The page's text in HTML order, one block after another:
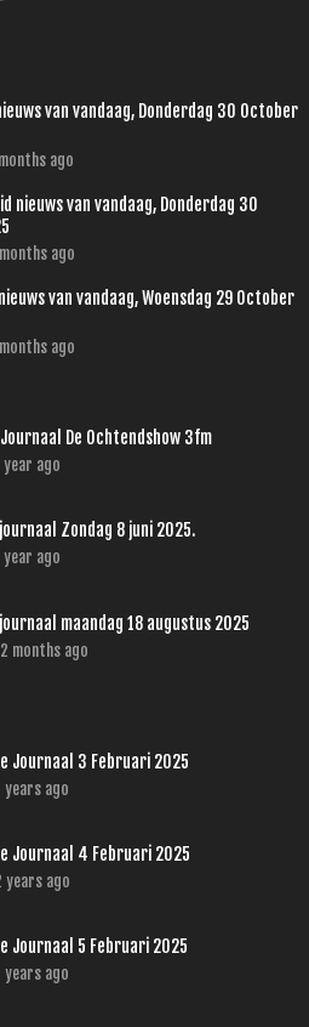
van vandaag, Donderdag 30 October
ago
nieuws van vandaag, Donderdag 30
ago
van vandaag, Woensdag 29 October
ago
De Ochtendshow 3fm
year ago
Zondag 8 juni 2025.
year ago
maandag 18 augustus 2025
months ago
Journaal 3 Februari 2025
years ago
Journaal 4 Februari 2025
years ago
Journaal 5 Februari 2025
years ago